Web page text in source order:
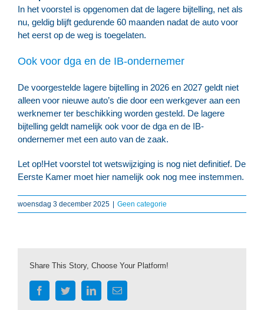
In het voorstel is opgenomen dat de lagere bijtelling, net als
nu, geldig blijft gedurende 60 maanden nadat de auto voor
het eerst op de weg is toegelaten.
Ook voor dga en de IB-ondernemer
De voorgestelde lagere bijtelling in 2026 en 2027 geldt niet
alleen voor nieuwe auto’s die door een werkgever aan een
werknemer ter beschikking worden gesteld. De lagere
bijtelling geldt namelijk ook voor de dga en de IB-
ondernemer met een auto van de zaak.
Let op!Het voorstel tot wetswijziging is nog niet definitief. De
Eerste Kamer moet hier namelijk ook nog mee instemmen.
woensdag 3 december 2025 Geen categorie
Share This Story, Choose Your Platform!
FacebookTwitterLinkedIn
E-
mail